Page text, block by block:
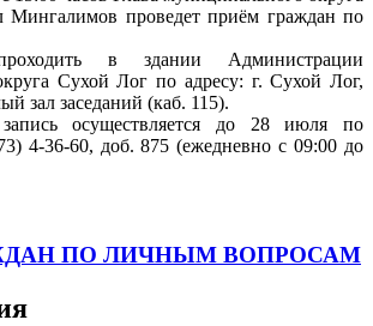
Мингалимов проведет приём граждан по
в здании Администрации
Сухой Лог по адресу: г. Сухой Лог,
зал заседаний (каб. 115).
запись осуществляется до 28 июля по
4-36-60, доб. 875 (ежедневно с 09:00 до
ПО ЛИЧНЫМ ВОПРОСАМ